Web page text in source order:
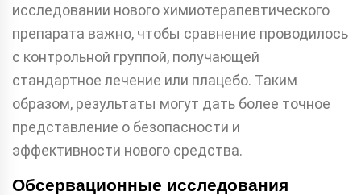
исследовании нового химиотерапевтического
препарата важно, чтобы сравнение проводилось
с контрольной группой, получающей
стандартное лечение или плацебо. Таким
образом, результаты могут дать более точное
представление о безопасности и
эффективности нового средства.
Обсервационные исследования